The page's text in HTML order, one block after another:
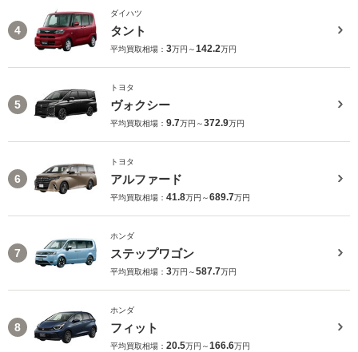
4
ダイハツ
タント
平均買取相場： 3万円～142.2万円
5
トヨタ
ヴォクシー
平均買取相場： 9.7万円～372.9万円
6
トヨタ
アルファード
平均買取相場： 41.8万円～689.7万円
7
ホンダ
ステップワゴン
平均買取相場： 3万円～587.7万円
8
ホンダ
フィット
平均買取相場： 20.5万円～166.6万円